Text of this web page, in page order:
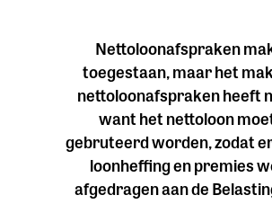
Nettoloonafspraken
toegestaan, maar het
nettoloonafspraken heeft
want het nettoloon
gebruteerd worden, zodat
loonheffing en premies
afgedragen aan de